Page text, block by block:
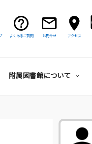
よくあるご質問 お問合せ アクセス
附属図書館について